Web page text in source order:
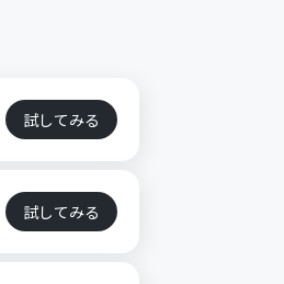
試してみる
試してみる